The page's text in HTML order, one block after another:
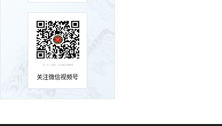
关注微信视频号